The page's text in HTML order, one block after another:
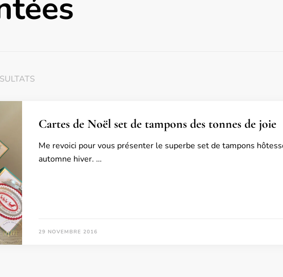
Cartes de Noël set de tampons des tonnes de joie
Me revoici pour vous présenter le superbe set de tampons
automne hiver. …
29 NOVEMBRE 2016